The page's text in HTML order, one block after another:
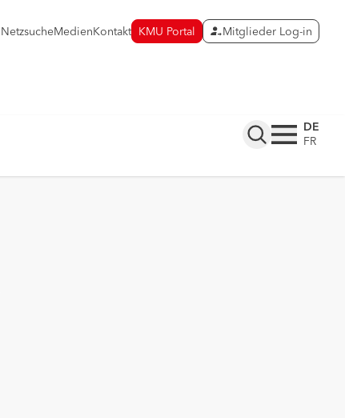
NetzsucheMedienKontakt KMU Portal Mitglieder Log-in
DE
FR